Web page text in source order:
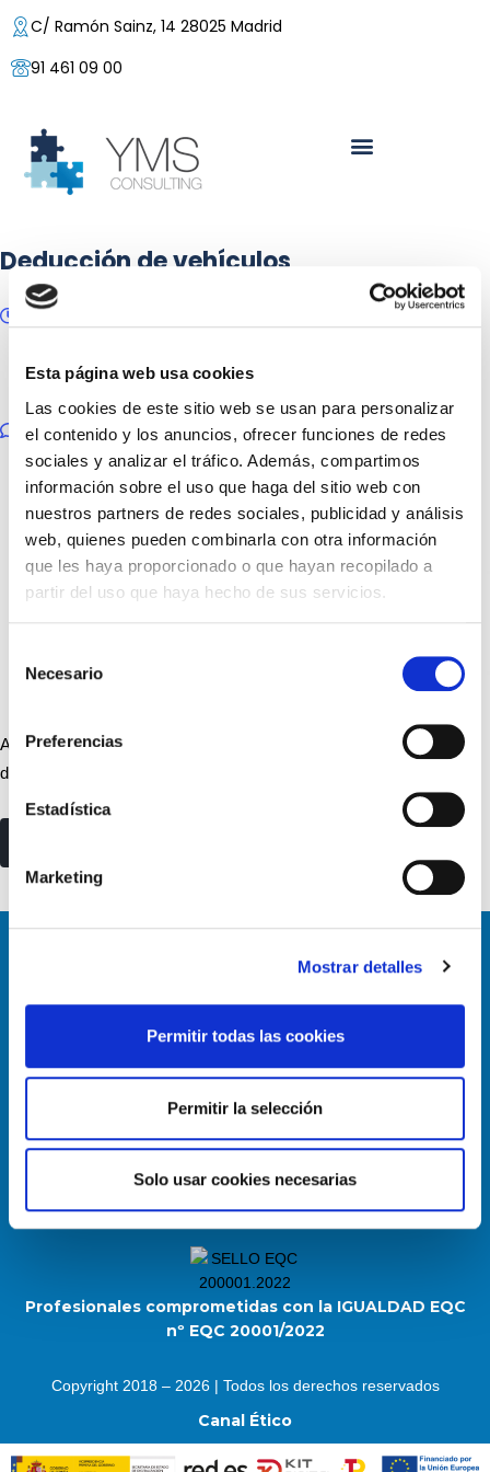
Esta página web usa cookies
Las cookies de este sitio web se usan para personalizar
el contenido y los anuncios, ofrecer funciones de redes
sociales y analizar el tráfico. Además, compartimos
información sobre el uso que haga del sitio web con
nuestros partners de redes sociales, publicidad y análisis
web, quienes pueden combinarla con otra información
que les haya proporcionado o que hayan recopilado a
partir del uso que haya hecho de sus servicios.
Necesario
Preferencias
Estadística
Marketing
Mostrar detalles
Permitir todas las cookies
Permitir la selección
Solo usar cookies necesarias
C/ Ramón Sainz, 14 28025 Madrid
91 461 09 00
Deducción de vehículos
No hay comentarios
A continuación, vamos a ver las diferencias existentes para la
deducción de vehículos industriales y de turismos…
Enlace útiles
Aviso Legal
Profesionales comprometidas con la IGUALDAD EQC
nº EQC 20001/2022
Copyright 2018 – 2026 | Todos los derechos reservados
Canal Ético